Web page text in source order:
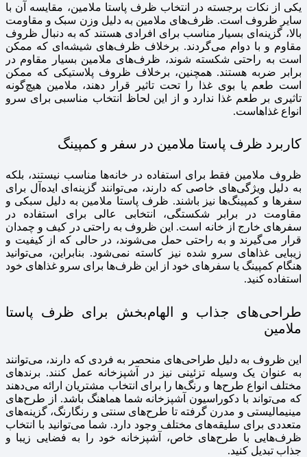
یکی از نکات برجسته در انتخاب ظرف پاستا ملامین، مقایسه آن با
سایر ظروف است. ظرف‌های ملامین به دلیل وزن سبک و مقاومت
بالا، گزینه‌ای بسیار مناسب برای افرادی هستند که به دنبال ظروف
مقاوم و با دوام می‌گردند. برخلاف ظرف‌های شیشه‌ای که ممکن
است به راحتی شکسته شوند، ظرف‌های ملامین بسیار مقاوم در
برابر ضربه هستند. همچنین، برخلاف ظروف پلاستیکی که ممکن
است طعم یا بوی غذا را تحت تاثیر قرار دهند، ملامین هیچ‌گونه
تاثیری بر طعم غذا ندارد و از این لحاظ انتخاب مناسبی برای سرو
انواع غذاهاست.
کاربرد ظرف پاستا ملامین در سفر و کمپینگ
ظروف ملامین فقط برای استفاده در خانه‌ها مناسب نیستند، بلکه
به دلیل ویژگی‌های خاصی که دارند، می‌توانند گزینه‌ای ایده‌آل برای
سفرها و کمپینگ‌ها نیز باشند. ظرف پاستا ملامین به دلیل سبکی و
مقاومت در برابر شکستگی، انتخابی عالی برای استفاده در
سفرهای خارج از خانه است. این ظروف به راحتی در کیف و چمدان
قرار می‌گیرند و به راحتی حمل می‌شوند، در حالی که از کیفیت و
زیبایی غذاهای سرو شده نیز کاسته نمی‌شود. بنابراین، می‌توانید
هنگام کمپینگ یا سفرهای خود از این ظرف‌ها برای سرو غذاهای خود
استفاده کنید.
طراحی‌های جذاب و الهام‌بخش برای ظرف پاستا
ملامین
این ظروف به دلیل طراحی‌های منحصر به فردی که دارند، می‌توانند
به عنوان یک وسیله تزئینی نیز در آشپزخانه عمل کنند. برندهای
مختلف انواع طرح‌ها و رنگ‌ها را برای انتخاب مشتریان ارائه می‌دهند
که می‌تواند با دکوراسیون آشپزخانه شما هماهنگ باشد. از طرح‌های
مینیمالیستی و مدرن گرفته تا طرح‌های سنتی و رنگارنگ، گزینه‌های
متعددی برای سلیقه‌های مختلف وجود دارد. شما می‌توانید با انتخاب
ظرف‌هایی با طرح‌های خاص، آشپزخانه خود را به فضایی زیبا و
جذاب تبدیل کنید.